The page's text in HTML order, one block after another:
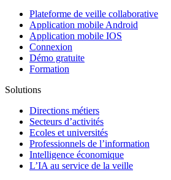
Plateforme de veille collaborative
Application mobile Android
Application mobile IOS
Connexion
Démo gratuite
Formation
Solutions
Directions métiers
Secteurs d’activités
Ecoles et universités
Professionnels de l’information
Intelligence économique
L’IA au service de la veille